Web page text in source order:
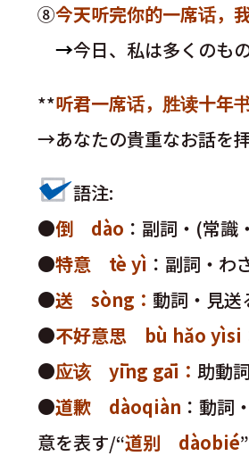
⑧今天听完你的一席话
→今日、私は多くのも
**听君一席话，胜读十
→あなたの貴重なお話を
語注:
●倒 dào ：副詞・(常
●特意 tè yì ：副詞・わ
●送 sòng： 動詞・見送
●不好意思 bù hǎo yìsi
●应该 yīng gāi： 助動
●道歉 dàoqiàn ：動詞
意を表す/“道别 dàobié